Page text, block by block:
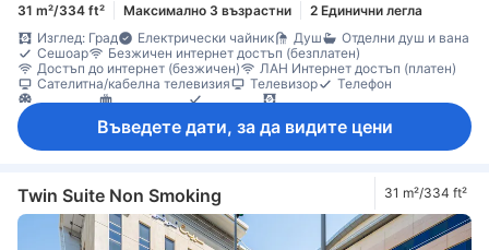
31 m²/334 ft² Максимално 3 възрастни
2 Единични легла
Изглед: Град
Електрически чайник Душ
Отделни душ и вана
Сешоар
Безжичен интернет достъп (безплатен)
Достъп до интернет (безжичен)
ЛАН Интернет достъп (платен)
Сателитна/кабелна телевизия
Телевизор
Телефон
Климатик
Отопление Пантофи
Плътни завеси
Хладилник
Бюро Диван Килими
Отваряем прозорец
Непушачи
Въведете дати, за да видите цени
Twin Suite Non Smoking 31 m²/334 ft²